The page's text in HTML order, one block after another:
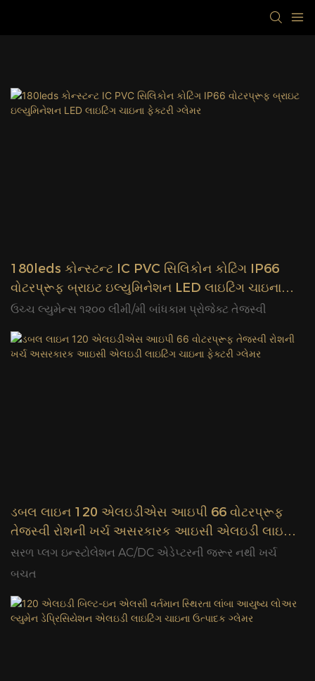
180leds કોન્સ્ટન્ટ IC PVC સિલિકોન કોટિંગ IP66
વોટરપ્રૂફ બ્રાઇટ ઇલ્યુમિનેશન LED લાઇટિંગ ચાઇના
ફેક્ટરી ગ્લેમર
ઉચ્ચ લ્યુમેન્સ ૧૨૦૦ લીમી/મી બાંધકામ પ્રોજેક્ટ તેજસ્વી
ડબલ લાઇન 120 એલઇડીએસ આઇપી 66 વોટરપ્રૂફ
તેજસ્વી રોશની ખર્ચ અસરકારક આઇસી એલઇડી લાઇટિંગ
ચાઇના ફેક્ટરી ગ્લેમર
સરળ પ્લગ ઇન્સ્ટોલેશન AC/DC એડેપ્ટરની જરૂર નથી ખર્ચ
બચત